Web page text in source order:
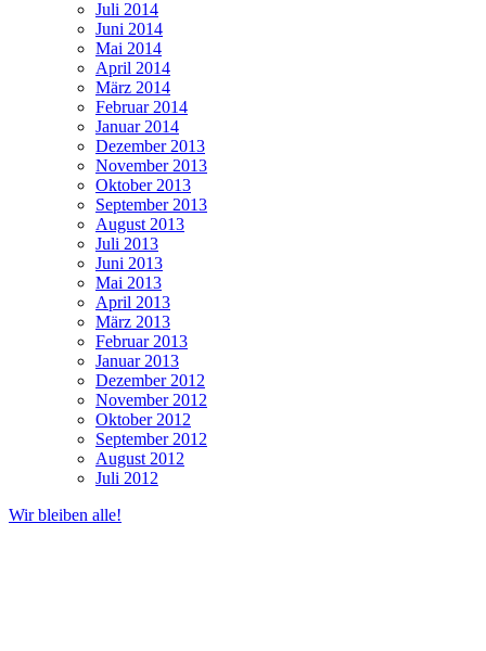
Juli 2014
Juni 2014
Mai 2014
April 2014
März 2014
Februar 2014
Januar 2014
Dezember 2013
November 2013
Oktober 2013
September 2013
August 2013
Juli 2013
Juni 2013
Mai 2013
April 2013
März 2013
Februar 2013
Januar 2013
Dezember 2012
November 2012
Oktober 2012
September 2012
August 2012
Juli 2012
Wir bleiben alle!